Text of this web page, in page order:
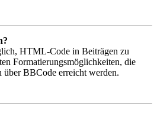
HTML-Code in Beiträgen zu
Formatierungsmöglichkeiten, die
BBCode erreicht werden.